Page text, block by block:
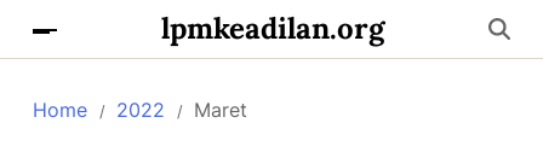
lpmkeadilan.org
Home 2022 Maret